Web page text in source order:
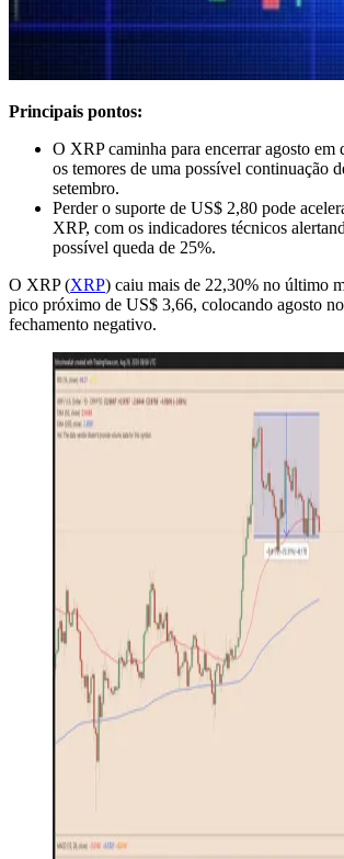
Principais pontos:
O XRP caminha para encerrar agosto em
os temores de uma possível continuação
setembro.
Perder o suporte de US$ 2,80 pode
XRP, com os indicadores técnicos
possível queda de 25%.
O XRP (XRP) caiu mais de 22,30% no último
pico próximo de US$ 3,66, colocando agosto
fechamento negativo.